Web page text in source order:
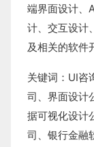
端界面设计、
计、 交互设计、
及相关的软件
关键词： UI咨
司、界面设计
据可视化设计
司 、 银行金融